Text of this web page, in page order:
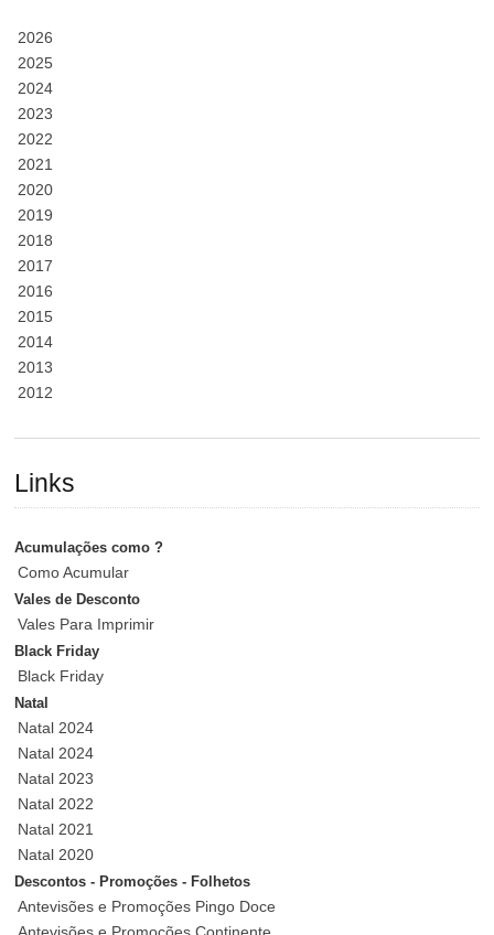
2026
2025
2024
2023
2022
2021
2020
2019
2018
2017
2016
2015
2014
2013
2012
Links
Acumulações como ?
Como Acumular
Vales de Desconto
Vales Para Imprimir
Black Friday
Black Friday
Natal
Natal 2024
Natal 2024
Natal 2023
Natal 2022
Natal 2021
Natal 2020
Descontos - Promoções - Folhetos
Antevisões e Promoções Pingo Doce